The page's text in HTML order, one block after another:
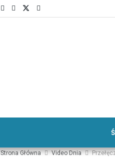
Strona Główna Video Dnia